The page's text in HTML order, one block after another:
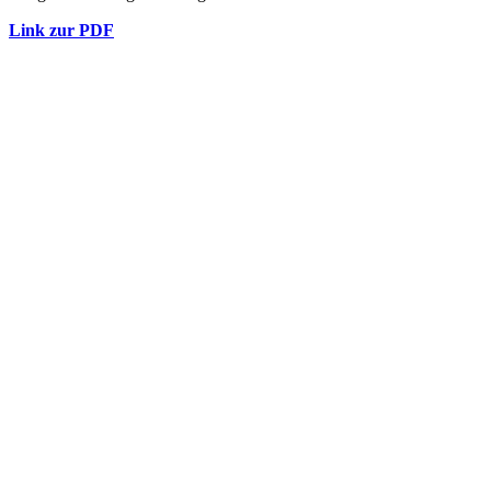
Link zur PDF